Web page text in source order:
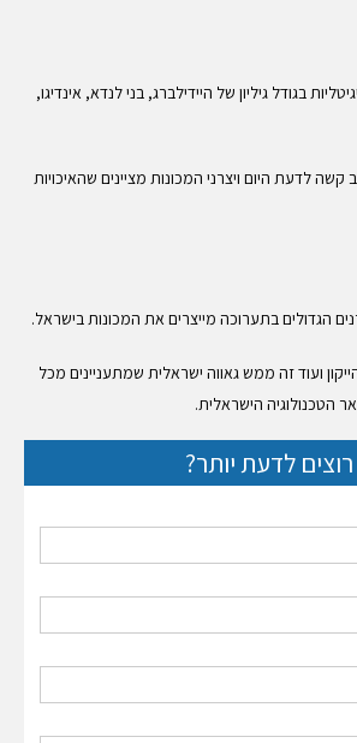
בגודל גיליון של היידילברג, בני לנדא, אינדיגו,
לדעת היום ויצרני המכונות מציינים שהאיכויות
הגדולים בתערוכה מייצרים את המכונות בישראל.
ועוד זה ממש גאווה ישראלית שמתעניינים מכל
הטכנולוגיה הישראלית.
רוצים לדעת יותר?